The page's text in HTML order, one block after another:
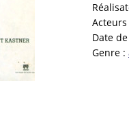
Acteurs
Date
Genre :